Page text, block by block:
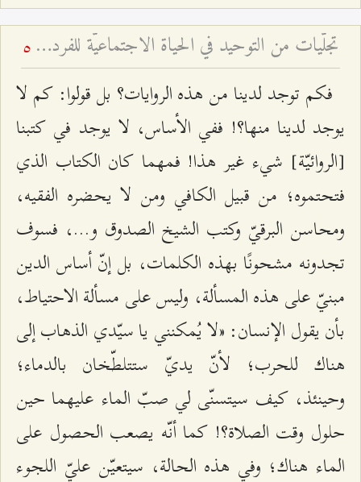
تجلّيات من التوحيد في الحياة الاجتماعيّة للفرد المسلم 5
فكم توجد لدينا من هذه الروايات؟ بل قولوا: كم لا
يوجد لدينا منها؟! ففي الأساس، لا يوجد في كتبنا
[الروائيّة] شيء غير هذا! فمهما كان الكتاب الذي
فتحتموه؛ من قبيل الكافي ومن لا يحضره الفقيه،
ومحاسن البرقيّ وكتب الشيخ الصدوق و...، فسوف
تجدونه مشحونًا بهذه الكلمات، بل إنّ أساس الدين
مبنيّ على هذه المسألة، وليس على مسألة الاحتياط،
بأن يقول الإنسان: «لا يُمكنني يا سيّدي الذهاب إلى
هناك للحرب؛ لأنّ يديّ ستتلطّخان بالدماء؛
وحينئذ، كيف سيتسنّى لي صبّ الماء عليهما حين
حلول وقت الصلاة؟! كما أنّه يصعب الحصول على
الماء هناك؛ وفي هذه الحالة، سيتعيّن عليّ اللجوء